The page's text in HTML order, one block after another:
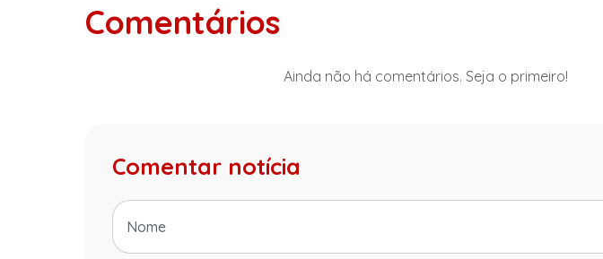
Comentários
Ainda não há comentários. Seja o primeiro!
Comentar notícia